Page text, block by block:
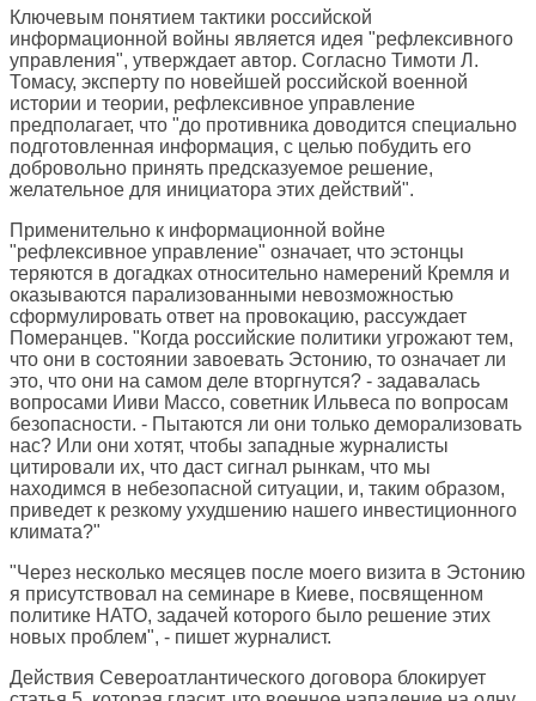
Ключевым понятием тактики российской
информационной войны является идея "рефлексивного
управления", утверждает автор. Согласно Тимоти Л.
Томасу, эксперту по новейшей российской военной
истории и теории, рефлексивное управление
предполагает, что "до противника доводится специально
подготовленная информация, с целью побудить его
добровольно принять предсказуемое решение,
желательное для инициатора этих действий".
Применительно к информационной войне
"рефлексивное управление" означает, что эстонцы
теряются в догадках относительно намерений Кремля и
оказываются парализованными невозможностью
сформулировать ответ на провокацию, рассуждает
Померанцев. "Когда российские политики угрожают тем,
что они в состоянии завоевать Эстонию, то означает ли
это, что они на самом деле вторгнутся? - задавалась
вопросами Ииви Массо, советник Ильвеса по вопросам
безопасности. - Пытаются ли они только деморализовать
нас? Или они хотят, чтобы западные журналисты
цитировали их, что даст сигнал рынкам, что мы
находимся в небезопасной ситуации, и, таким образом,
приведет к резкому ухудшению нашего инвестиционного
климата?"
"Через несколько месяцев после моего визита в Эстонию
я присутствовал на семинаре в Киеве, посвященном
политике НАТО, задачей которого было решение этих
новых проблем", - пишет журналист.
Действия Североатлантического договора блокирует